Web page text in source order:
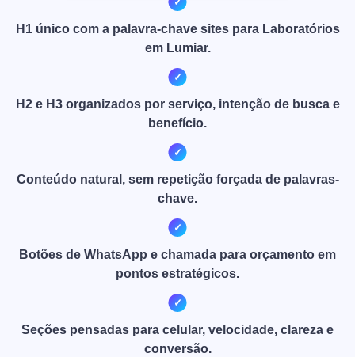
H1 único com a palavra-chave sites para Laboratórios
em Lumiar.
H2 e H3 organizados por serviço, intenção de busca e
benefício.
Conteúdo natural, sem repetição forçada de palavras-
chave.
Botões de WhatsApp e chamada para orçamento em
pontos estratégicos.
Seções pensadas para celular, velocidade, clareza e
conversão.